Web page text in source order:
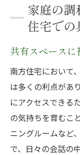
家庭の調
住宅での
共有スペース
南方住宅において
は多くの利点があ
にアクセスできる
の気持ちを育むこ
ニングルームなど
で、日々の会話の